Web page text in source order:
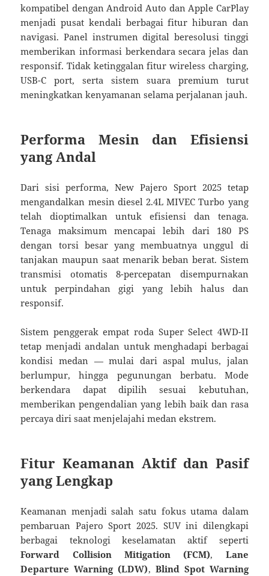
kompatibel dengan Android Auto dan Apple CarPlay
menjadi pusat kendali berbagai fitur hiburan dan
navigasi. Panel instrumen digital beresolusi tinggi
memberikan informasi berkendara secara jelas dan
responsif. Tidak ketinggalan fitur wireless charging,
USB-C port, serta sistem suara premium turut
meningkatkan kenyamanan selama perjalanan jauh.
Performa Mesin dan Efisiensi
yang Andal
Dari sisi performa, New Pajero Sport 2025 tetap
mengandalkan mesin diesel 2.4L MIVEC Turbo yang
telah dioptimalkan untuk efisiensi dan tenaga.
Tenaga maksimum mencapai lebih dari 180 PS
dengan torsi besar yang membuatnya unggul di
tanjakan maupun saat menarik beban berat. Sistem
transmisi otomatis 8-percepatan disempurnakan
untuk perpindahan gigi yang lebih halus dan
responsif.
Sistem penggerak empat roda Super Select 4WD-II
tetap menjadi andalan untuk menghadapi berbagai
kondisi medan — mulai dari aspal mulus, jalan
berlumpur, hingga pegunungan berbatu. Mode
berkendara dapat dipilih sesuai kebutuhan,
memberikan pengendalian yang lebih baik dan rasa
percaya diri saat menjelajahi medan ekstrem.
Fitur Keamanan Aktif dan Pasif
yang Lengkap
Keamanan menjadi salah satu fokus utama dalam
pembaruan Pajero Sport 2025. SUV ini dilengkapi
berbagai teknologi keselamatan aktif seperti
Forward Collision Mitigation (FCM), Lane
Departure Warning (LDW), Blind Spot Warning